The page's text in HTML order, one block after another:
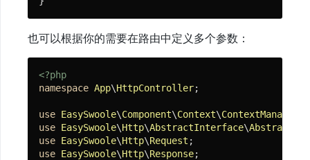
也可以根据你的需要在路由中定义多个参数：
<?php
namespace App\HttpController;
use EasySwoole\Component\Context\ContextManager
use EasySwoole\Http\AbstractInterface\
use EasySwoole\Http\Request
use EasySwoole\Http\Response